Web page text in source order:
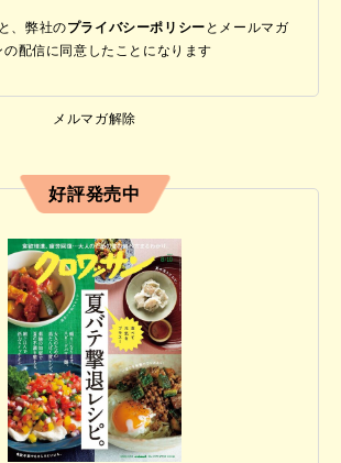
、弊社のプライバシーポリシー と メールマガ
の配信に同意したことになります
メルマガ解除
好評発売中